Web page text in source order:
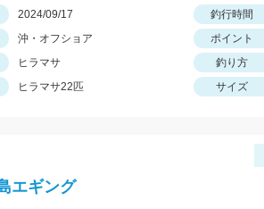
2024/09/17 釣行時間
沖・オフショア
ポイント
ヒラマサ 釣り方
ヒラマサ22匹 サイズ
エギング